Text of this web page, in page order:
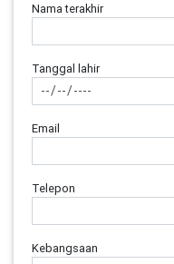
Nama terakhir
Tanggal lahir
Email
Telepon
Kebangsaan